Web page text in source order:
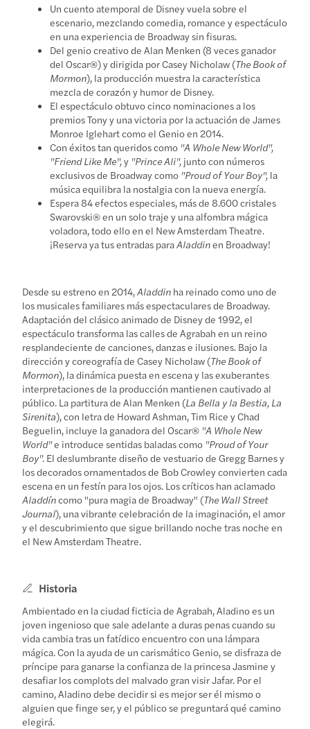
Un cuento atemporal de Disney vuela sobre el
escenario, mezclando comedia, romance y espectáculo
en una experiencia de Broadway sin fisuras.
Del genio creativo de Alan Menken (8 veces ganador
del Oscar®) y dirigida por Casey Nicholaw (The Book of
Mormon), la producción muestra la característica
mezcla de corazón y humor de Disney.
El espectáculo obtuvo cinco nominaciones a los
premios Tony y una victoria por la actuación de James
Monroe Iglehart como el Genio en 2014.
Con éxitos tan queridos como "A Whole New World",
"Friend Like Me",y "Prince Ali", junto con números
exclusivos de Broadway como "Proud of Your Boy", la
música equilibra la nostalgia con la nueva energía.
Espera 84 efectos especiales, más de 8.600 cristales
Swarovski® en un solo traje y una alfombra mágica
voladora, todo ello en el New Amsterdam Theatre.
¡Reserva ya tus entradas paraAladdinen Broadway!
Desde su estreno en 2014,Aladdin ha reinado como uno de
los musicales familiares más espectaculares de Broadway.
Adaptación del clásico animado de Disney de 1992, el
espectáculo transforma las calles de Agrabah en un reino
resplandeciente de canciones, danzas e ilusiones. Bajo la
dirección y coreografía de Casey Nicholaw (The Book of
Mormon), la dinámica puesta en escena y las exuberantes
interpretaciones de la producción mantienen cautivado al
público. La partitura de Alan Menken (La Bella y la Bestia, La
Sirenita), con letra de Howard Ashman, Tim Rice y Chad
Beguelin, incluye la ganadora del Oscar® "A Whole New
World"e introduce sentidas baladas como "Proud of Your
Boy". El deslumbrante diseño de vestuario de Gregg Barnes y
los decorados ornamentados de Bob Crowley convierten cada
escena en un festín para los ojos. Los críticos han aclamado
Aladdíncomo "pura magia de Broadway" (The Wall Street
Journal), una vibrante celebración de la imaginación, el amor
y el descubrimiento que sigue brillando noche tras noche en
el New Amsterdam Theatre.
Historia
Ambientado en la ciudad ficticia de Agrabah, Aladino es un
joven ingenioso que sale adelante a duras penas cuando su
vida cambia tras un fatídico encuentro con una lámpara
mágica. Con la ayuda de un carismático Genio, se disfraza de
príncipe para ganarse la confianza de la princesa Jasmine y
desafiar los complots del malvado gran visir Jafar. Por el
camino, Aladino debe decidir si es mejor ser él mismo o
alguien que finge ser, y el público se preguntará qué camino
elegirá.